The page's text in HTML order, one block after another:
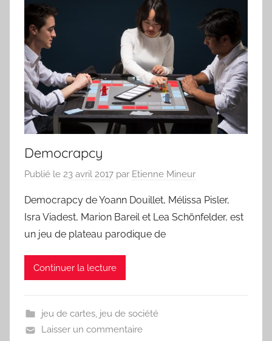
Democrapcy
Publié le 23 avril 2017 par Etienne Mineur
Democrapcy de Yoann Douillet, Mélissa Pisler,
Isra Viadest, Marion Bareil et Lea Schönfelder, est
un jeu de plateau parodique de
Continuer la lecture
jeu de cartes, jeu de société
Laisser un commentaire